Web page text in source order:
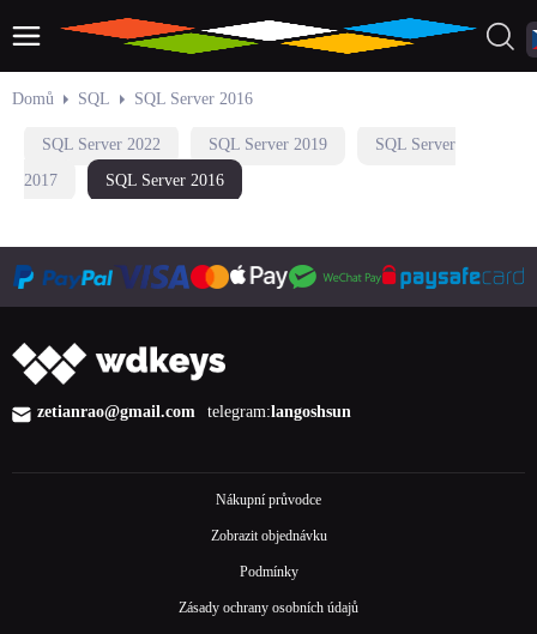
Domů SQL SQL Server 2016
SQL Server 2022 SQL Server 2019
SQL Server
2017
SQL Server 2016
zetianrao@gmail.com telegram:langoshsun
Nákupní průvodce
Zobrazit objednávku
Podmínky
Zásady ochrany osobních údajů